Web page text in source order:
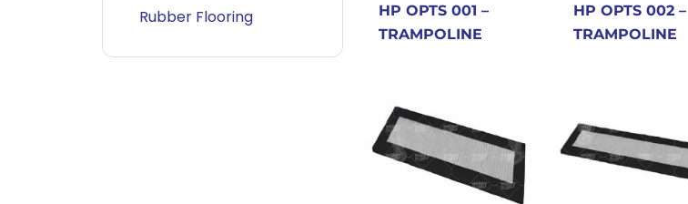
Rubber Flooring
HP OPTS 001 –
TRAMPOLINE
HP OPTS 002 –
TRAMPOLINE